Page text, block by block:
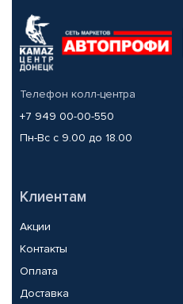
Телефон колл-центра
+7 949 00-00-550
Пн-Вс с 9.00 до 18.00
Клиентам
Акции
Контакты
Оплата
Доставка